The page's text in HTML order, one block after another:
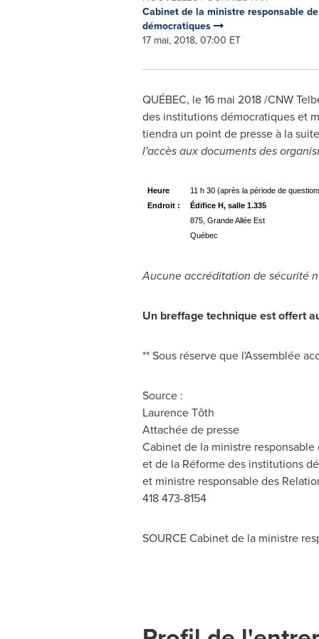
Cabinet de la ministre responsable
démocratiques
17 mai, 2018, 07:00 ET
QUÉBEC, le 16 mai 2018 /CNW
des institutions démocratiques et
tiendra un point de presse à la
l'accès aux documents des
Heure
11 h 30 (après la période de
Endroit :
Édifice H, salle 1.335
875, Grande Allée Est
Québec
Aucune accréditation de sécurité
Un breffage technique est offert
** Sous réserve que l'Assemblée
Source :
Laurence Tôth
Attachée de presse
Cabinet de la ministre
et de la Réforme des institutions
et ministre responsable des
418 473-8154
SOURCE Cabinet de la ministre